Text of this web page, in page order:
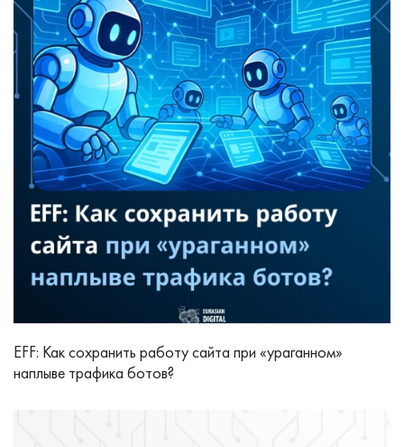
EFF: Как сохранить работу сайта при «ураганном»
наплыве трафика ботов?